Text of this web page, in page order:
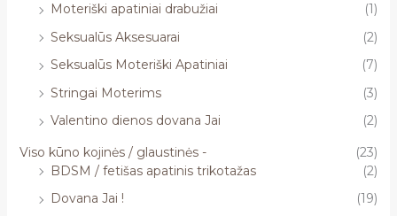
Moteriški apatiniai drabužiai
(1)
Seksualūs Aksesuarai
(2)
Seksualūs Moteriški Apatiniai
(7)
Stringai Moterims
(3)
Valentino dienos dovana Jai
(2)
Viso kūno kojinės / glaustinės -
(23)
BDSM / fetišas apatinis trikotažas
(2)
Dovana Jai !
(19)